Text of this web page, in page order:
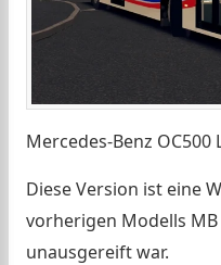
Mercedes-Benz OC500
Diese Version ist eine
vorherigen Modells
unausgereift war.